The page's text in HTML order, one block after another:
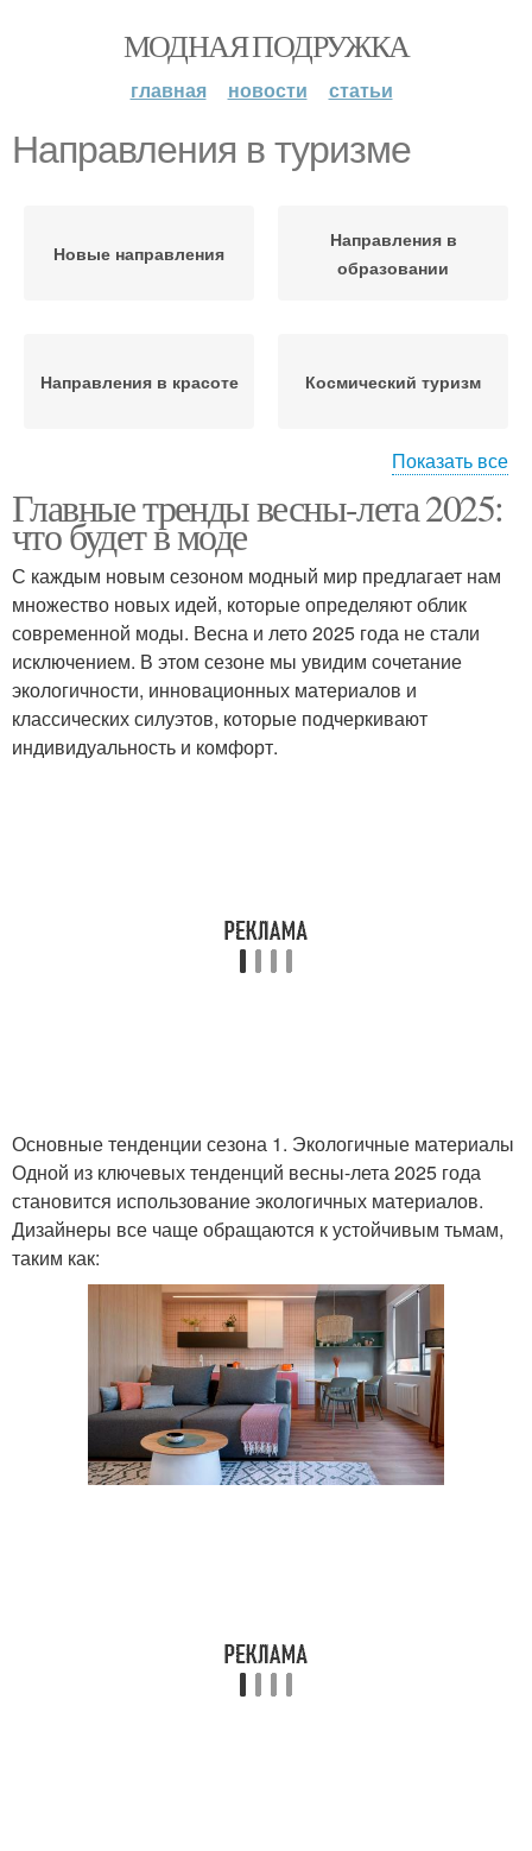
МОДНАЯ ПОДРУЖКА
главная новости статьи
Направления в туризме
Новые направления
Направления в
образовании
Направления в красоте Космический туризм
путешествиях
Показать все
Главные тренды весны-лета 2025:
что будет в моде
С каждым новым сезоном модный мир предлагает нам
множество новых идей, которые определяют облик
современной моды. Весна и лето 2025 года не стали
исключением. В этом сезоне мы увидим сочетание
экологичности, инновационных материалов и
классических силуэтов, которые подчеркивают
индивидуальность и комфорт.
Основные тенденции сезона 1. Экологичные материалы
Одной из ключевых тенденций весны-лета 2025 года
становится использование экологичных материалов.
Дизайнеры все чаще обращаются к устойчивым тьмам,
таким как: